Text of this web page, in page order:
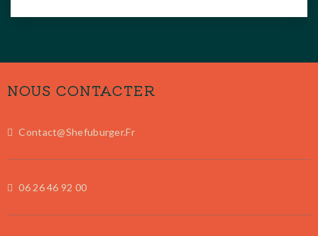
NOUS CONTACTER
Contact@shefuburger.fr
06 26 46 92 00